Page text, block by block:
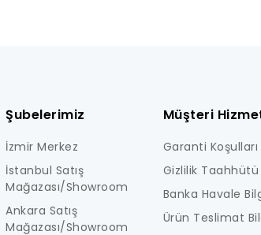
Şubelerimiz
İzmir Merkez
İstanbul Satış
Mağazası/Showroom
Ankara Satış
Mağazası/Showroom
Müşteri
Garanti Koşulları
Gizlilik Taahhütü
Banka Havale
Ürün Teslimat